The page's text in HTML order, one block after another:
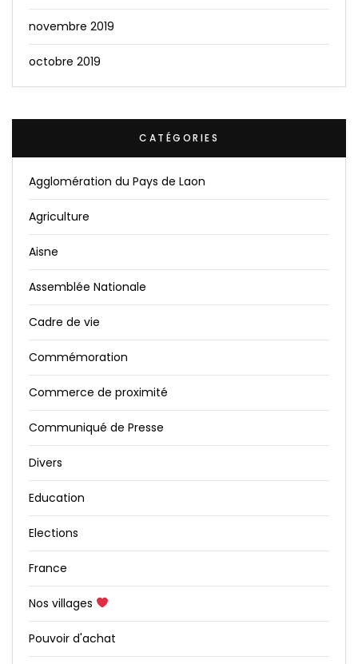
novembre 2019
octobre 2019
CATÉGORIES
Agglomération du Pays de Laon
Agriculture
Aisne
Assemblée Nationale
Cadre de vie
Commémoration
Commerce de proximité
Communiqué de Presse
Divers
Education
Elections
France
Nos villages
Pouvoir d'achat